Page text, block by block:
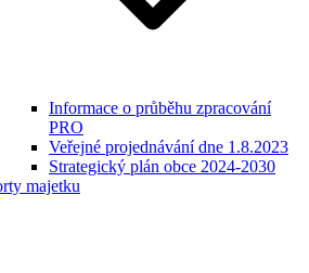
Informace o průběhu zpracování
PRO
Veřejné projednávání dne 1.8.2023
Strategický plán obce 2024-2030
majetku